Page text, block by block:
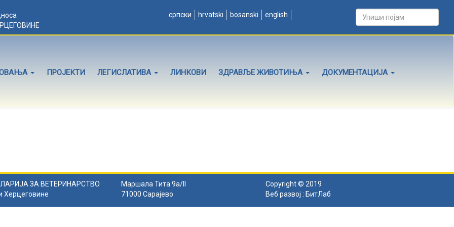
српски hrvatski bosanski english
ПРОЈЕКТИ ЛЕГИСЛАТИВА ЛИНКОВИ ЗДРАВЉЕ ЖИВОТИЊА ДОКУМЕНТАЦИЈА
ЗА ВЕТЕРИНАРСТВО
Херцеговине
Маршала Тита 9а/II
71000 Сарајево
Copyright © 2019
Веб развој : БитЛаб